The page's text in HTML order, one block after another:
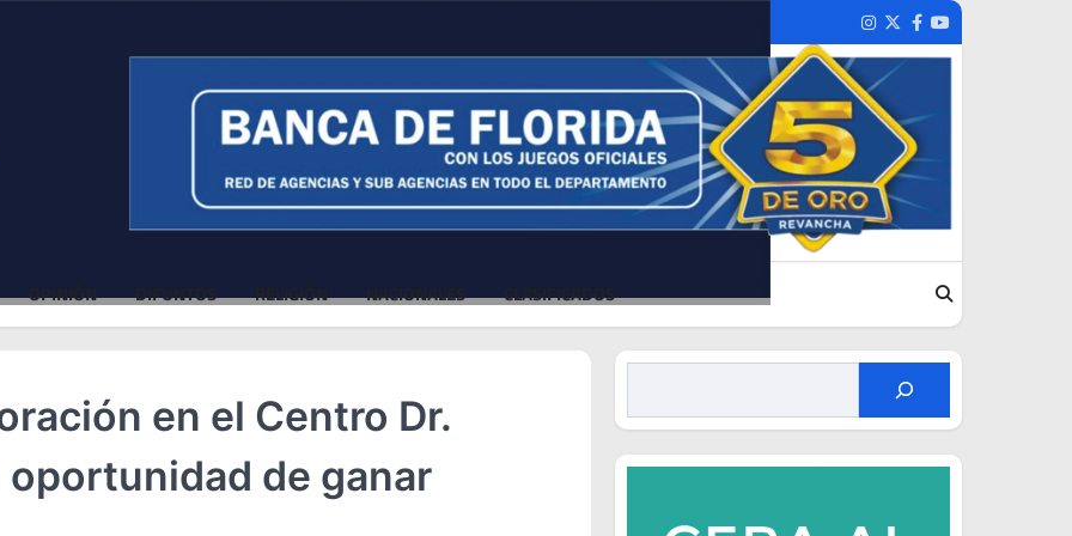
Instagram
TwitterFacebook
Youtube
OPINIÓN DIFUNTOS RELIGIÓN NACIONALES CLASIFICADOS
en el Centro Dr.
de ganar